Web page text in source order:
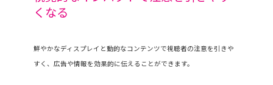
くなる
鮮やかなディスプレイと動的なコンテンツで視聴者の注意を引きや
すく、広告や情報を効果的に伝えることができます。